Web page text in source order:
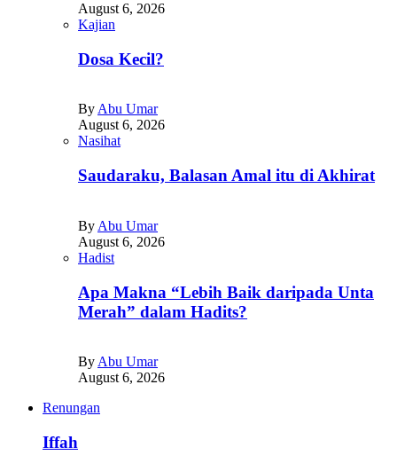
August 6, 2026
Kajian
Dosa Kecil?
By Abu Umar
August 6, 2026
Nasihat
Saudaraku, Balasan Amal itu di Akhirat
By Abu Umar
August 6, 2026
Hadist
Apa Makna “Lebih Baik daripada Unta
Merah” dalam Hadits?
By Abu Umar
August 6, 2026
Renungan
Iffah